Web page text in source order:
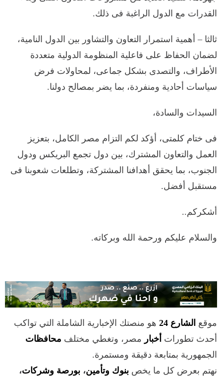
القدرات مع الدول الراغبة فى ذلك.
ثالثا – أهمية استمرار التعاون والتشاور بين الدول النامية،
لضمان الحفاظ على فاعلية المنظومة الدولية متعددة
الأطراف، والتصدى بشكل جماعى، لمحاولات فرض
سياسات أحادية ومنفردة، بما يضر بمصالح دولنا.
السيدات والسادة،
فى ختام كلمتى، أؤكد لكم التزام مصر الكامل، بتعزيز
العمل والتعاون المشترك، بين دول تجمع البريكس ودول
الجنوب، بما يحقق أهدافنا المشتركة، وتطلعات شعوبنا فى
مستقبل أفضل.
أشكركم..
والسلام عليكم ورحمة الله وبركاته.
موقع الشارع 24
هو منصتك الإخبارية الشاملة التي تواكب
أحدث تطورات أخبار مصر، وتغطي مختلف محافظات
الجمهورية بمتابعة دقيقة ومستمرة.
نهتم بعرض كل ما يخص بنوك وتأمين، بورصة وشركات،